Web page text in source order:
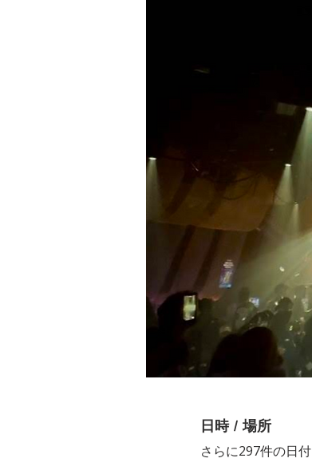
日時 / 場所
さらに297件の日付